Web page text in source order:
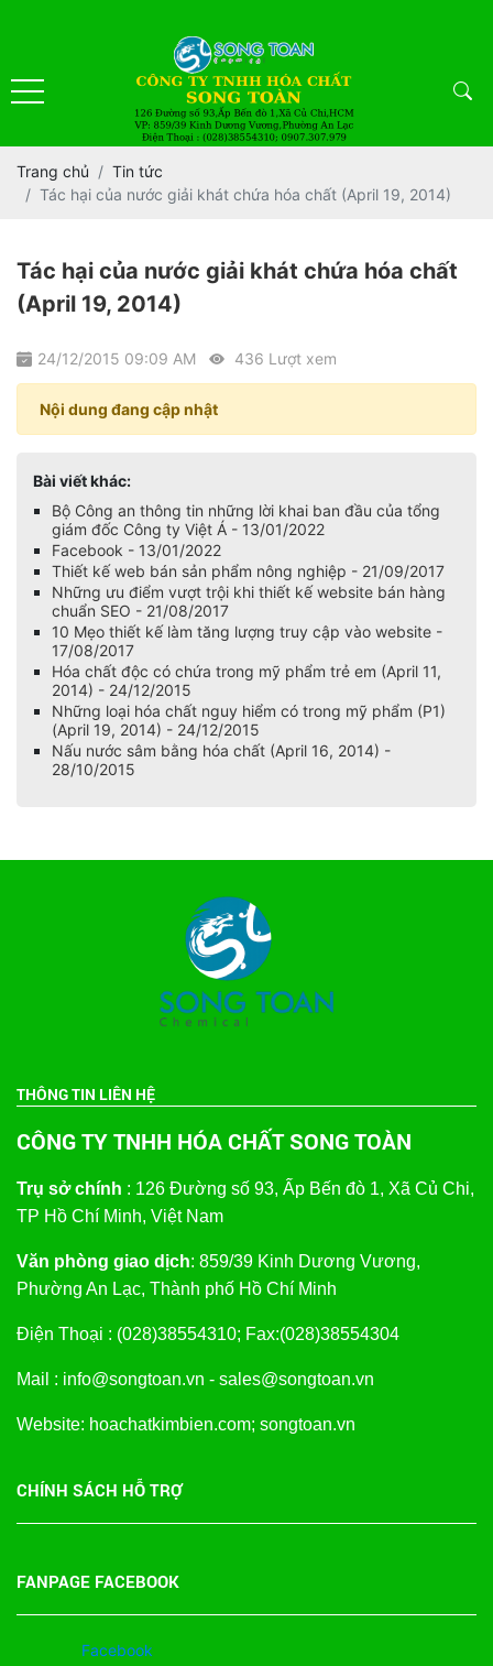
Trang chủ
Tin tức
Tác hại của nước giải khát chứa hóa chất (April 19, 2014)
Tác hại của nước giải khát chứa hóa chất
(April 19, 2014)
24/12/2015 09:09 AM 436 Lượt xem
Nội dung đang cập nhật
Bài viết khác:
Bộ Công an thông tin những lời khai ban đầu của tổng
giám đốc Công ty Việt Á - 13/01/2022
Facebook - 13/01/2022
Thiết kế web bán sản phẩm nông nghiệp - 21/09/2017
Những ưu điểm vượt trội khi thiết kế website bán hàng
chuẩn SEO - 21/08/2017
10 Mẹo thiết kế làm tăng lượng truy cập vào website -
17/08/2017
Hóa chất độc có chứa trong mỹ phẩm trẻ em (April 11,
2014) - 24/12/2015
Những loại hóa chất nguy hiểm có trong mỹ phẩm (P1)
(April 19, 2014) - 24/12/2015
Nấu nước sâm bằng hóa chất (April 16, 2014) -
28/10/2015
THÔNG TIN LIÊN HỆ
CÔNG TY TNHH HÓA CHẤT SONG TOÀN
Trụ sở chính : 126 Đường số 93, Ấp Bến đò 1, Xã Củ Chi,
TP Hồ Chí Minh, Việt Nam
Văn phòng giao dịch: 859/39 Kinh Dương Vương,
Phường An Lạc, Thành phố Hồ Chí Minh
Điện Thoại : (028)38554310; Fax:(028)38554304
Mail : info@songtoan.vn - sales@songtoan.vn
Website: hoachatkimbien.com; songtoan.vn
CHÍNH SÁCH HỖ TRỢ
FANPAGE FACEBOOK